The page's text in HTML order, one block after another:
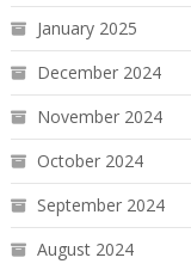
January 2025
December 2024
November 2024
October 2024
September 2024
August 2024